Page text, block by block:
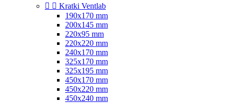
  Kratki Ventlab
190x170 mm
200x145 mm
220x95 mm
220x220 mm
240x170 mm
325x170 mm
325x195 mm
450x170 mm
450x220 mm
450x240 mm